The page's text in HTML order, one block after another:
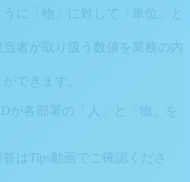
に「物」に対して「単位」と
者が取り扱う数値を業務の内
できます。
が各部署の「人」と「物」を
はTips動画でご確認くださ